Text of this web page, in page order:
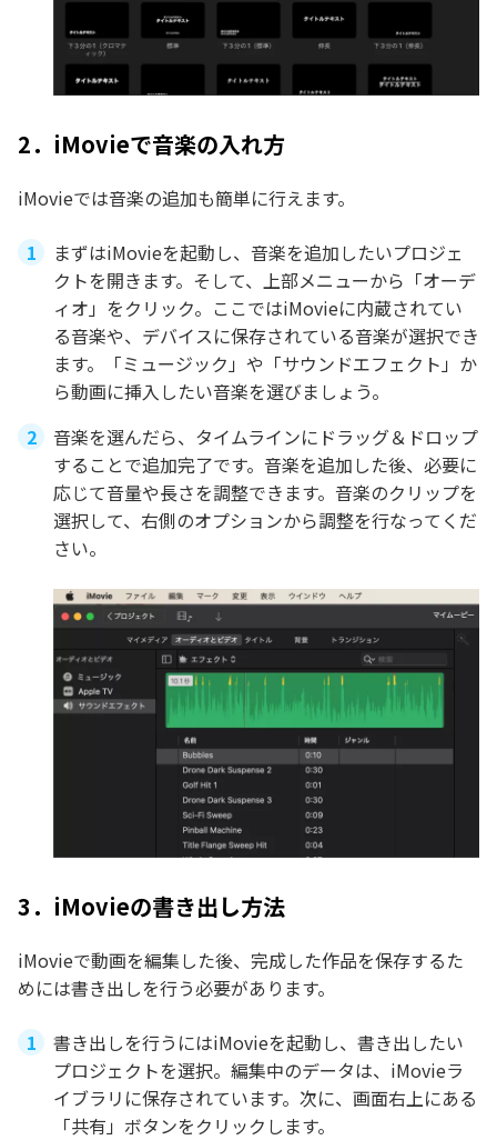
2．iMovieで音楽の入れ方
iMovieでは音楽の追加も簡単に行えます。
まずはiMovieを起動し、音楽を追加したいプロジェ
クトを開きます。そして、上部メニューから「オーデ
ィオ」をクリック。ここではiMovieに内蔵されてい
る音楽や、デバイスに保存されている音楽が選択でき
ます。「ミュージック」や「サウンドエフェクト」か
ら動画に挿入したい音楽を選びましょう。
音楽を選んだら、タイムラインにドラッグ＆ドロップ
することで追加完了です。音楽を追加した後、必要に
応じて音量や長さを調整できます。音楽のクリップを
選択して、右側のオプションから調整を行なってくだ
さい。
3．iMovieの書き出し方法
iMovieで動画を編集した後、完成した作品を保存するた
めには書き出しを行う必要があります。
書き出しを行うにはiMovieを起動し、書き出したい
プロジェクトを選択。編集中のデータは、iMovieラ
イブラリに保存されています。次に、画面右上にある
「共有」ボタンをクリックします。